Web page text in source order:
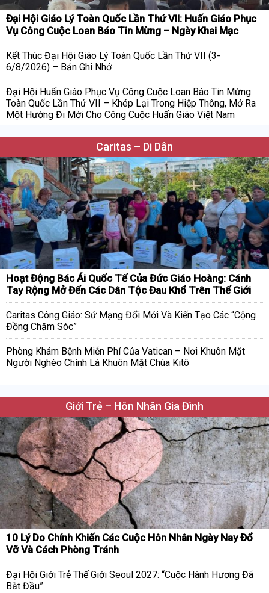
Đại Hội Giáo Lý Toàn Quốc Lần Thứ VII: Huấn Giáo Phục
Vụ Công Cuộc Loan Báo Tin Mừng – Ngày Khai Mạc
Kết Thúc Đại Hội Giáo Lý Toàn Quốc Lần Thứ VII (3-
6/8/2026) – Bản Ghi Nhớ
Đại Hội Huấn Giáo Phục Vụ Công Cuộc Loan Báo Tin Mừng
Toàn Quốc Lần Thứ VII – Khép Lại Trong Hiệp Thông, Mở Ra
Một Hướng Đi Mới Cho Công Cuộc Huấn Giáo Việt Nam
Caritas – Di Dân
Hoạt Động Bác Ái Quốc Tế Của Đức Giáo Hoàng: Cánh
Tay Rộng Mở Đến Các Dân Tộc Đau Khổ Trên Thế Giới
Caritas Công Giáo: Sứ Mạng Đổi Mới Và Kiến Tạo Các “Cộng
Đồng Chăm Sóc”
Phòng Khám Bệnh Miễn Phí Của Vatican – Nơi Khuôn Mặt
Người Nghèo Chính Là Khuôn Mặt Chúa Kitô
Giới Trẻ – Hôn Nhân Gia Đình
10 Lý Do Chính Khiến Các Cuộc Hôn Nhân Ngày Nay Đổ
Vỡ Và Cách Phòng Tránh
Đại Hội Giới Trẻ Thế Giới Seoul 2027: “Cuộc Hành Hương Đã
Bắt Đầu”